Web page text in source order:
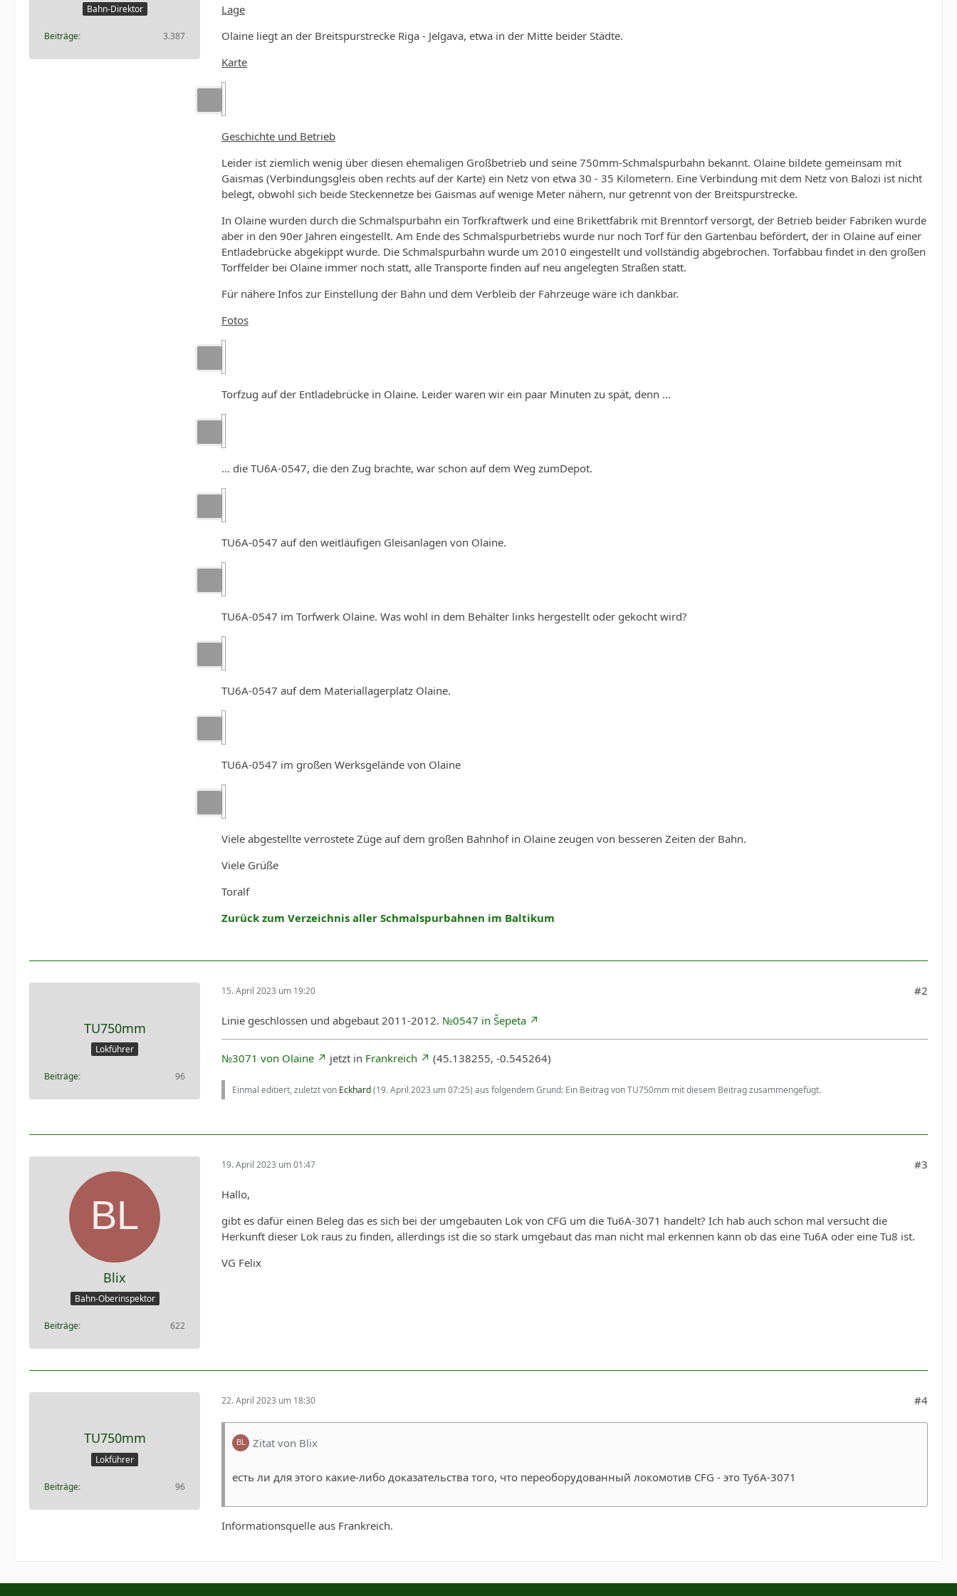
Bahn-Direktor
Beiträge 3.387
Lage
Olaine liegt an der Breitspurstrecke Riga - Jelgava, etwa in der Mitte beider Städte.
Karte
Geschichte und Betrieb
Leider ist ziemlich wenig über diesen ehemaligen Großbetrieb und seine 750mm-Schmalspurbahn bekannt. Olaine bildete gemeinsam mit
Gaismas (Verbindungsgleis oben rechts auf der Karte) ein Netz von etwa 30 - 35 Kilometern. Eine Verbindung mit dem Netz von Balozi ist nicht
belegt, obwohl sich beide Steckennetze bei Gaismas auf wenige Meter nähern, nur getrennt von der Breitspurstrecke.
In Olaine wurden durch die Schmalspurbahn ein Torfkraftwerk und eine Brikettfabrik mit Brenntorf versorgt, der Betrieb beider Fabriken wurde
aber in den 90er Jahren eingestellt. Am Ende des Schmalspurbetriebs wurde nur noch Torf für den Gartenbau befördert, der in Olaine auf einer
Entladebrücke abgekippt wurde. Die Schmalspurbahn wurde um 2010 eingestellt und vollständig abgebrochen. Torfabbau findet in den großen
Torffelder bei Olaine immer noch statt, alle Transporte finden auf neu angelegten Straßen statt.
Für nähere Infos zur Einstellung der Bahn und dem Verbleib der Fahrzeuge wäre ich dankbar.
Fotos
Torfzug auf der Entladebrücke in Olaine. Leider waren wir ein paar Minuten zu spät, denn ...
... die TU6A-0547, die den Zug brachte, war schon auf dem Weg zumDepot.
TU6A-0547 auf den weitläufigen Gleisanlagen von Olaine.
TU6A-0547 im Torfwerk Olaine. Was wohl in dem Behälter links hergestellt oder gekocht wird?
TU6A-0547 auf dem Materiallagerplatz Olaine.
TU6A-0547 im großen Werksgelände von Olaine
Viele abgestellte verrostete Züge auf dem großen Bahnhof in Olaine zeugen von besseren Zeiten der Bahn.
Viele Grüße
Toralf
Zurück zum Verzeichnis aller Schmalspurbahnen im Baltikum
TU750mm
Lokführer
Beiträge 96
15. April 2023 um 19:20 #2
Linie geschlossen und abgebaut 2011-2012. №0547 in Šepeta
№3071 von Olaine jetzt in Frankreich (45.138255, -0.545264)
Einmal editiert, zuletzt von Eckhard(19. April 2023 um 07:25) aus folgendem Grund: Ein Beitrag von TU750mm mit diesem Beitrag zusammengefügt.
Blix
Bahn-Oberinspektor
Beiträge 622
19. April 2023 um 01:47 #3
Hallo,
gibt es dafür einen Beleg das es sich bei der umgebauten Lok von CFG um die Tu6A-3071 handelt? Ich hab auch schon mal versucht die
Herkunft dieser Lok raus zu finden, allerdings ist die so stark umgebaut das man nicht mal erkennen kann ob das eine Tu6A oder eine Tu8 ist.
VG Felix
TU750mm
Lokführer
Beiträge 96
22. April 2023 um 18:30 #4
Zitat von Blix
есть ли для этого какие-либо доказательства того, что переоборудованный локомотив CFG - это Ту6А-3071
Informationsquelle aus Frankreich.